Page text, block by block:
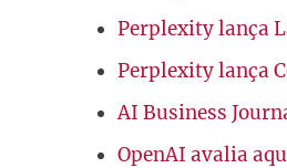
Perplexity lança
Perplexity lança
AI Business
OpenAI avalia